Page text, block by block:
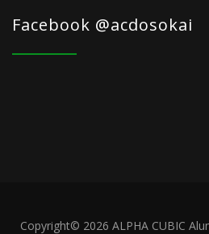
Facebook @acdosokai
Copyright© 2026 ALPHA CUBIC